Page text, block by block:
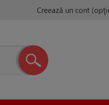
Creează un cont